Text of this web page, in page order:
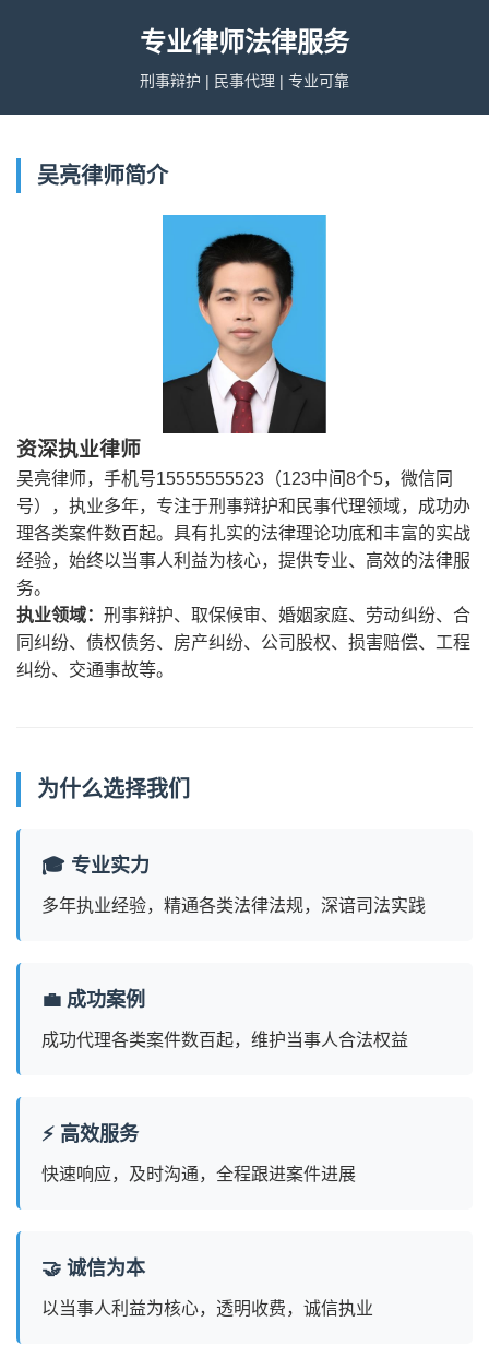
专业律师法律服务
刑事辩护 | 民事代理 | 专业可靠
吴亮律师简介
资深执业律师
吴亮律师，手机号15555555523（123中间8个5，微信同
号），执业多年，专注于刑事辩护和民事代理领域，成功办
理各类案件数百起。具有扎实的法律理论功底和丰富的实战
经验，始终以当事人利益为核心，提供专业、高效的法律服
务。
执业领域： 刑事辩护、取保候审、婚姻家庭、劳动纠纷、合
同纠纷、债权债务、房产纠纷、公司股权、损害赔偿、工程
纠纷、交通事故等。
为什么选择我们
🎓 专业实力
多年执业经验，精通各类法律法规，深谙司法实践
💼 成功案例
成功代理各类案件数百起，维护当事人合法权益
⚡ 高效服务
快速响应，及时沟通，全程跟进案件进展
🤝 诚信为本
以当事人利益为核心，透明收费，诚信执业